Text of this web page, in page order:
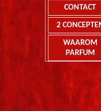
CONTACT
2
WAAROM
PARFUM